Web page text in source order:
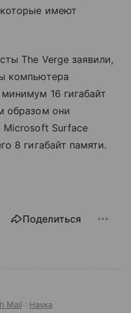
имеют
The Verge заявили,
компьютера
16 гигабайт
образом они
Microsoft Surface
8 гигабайт памяти.
Поделиться
Mail Наука